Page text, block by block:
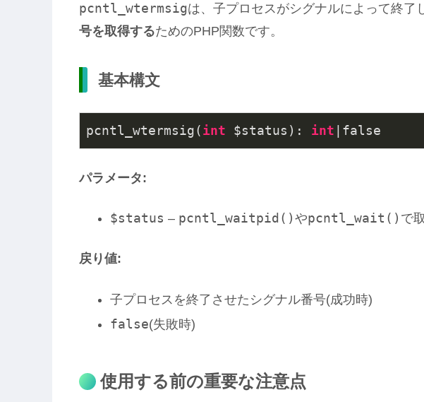
pcntl_wtermsigは、子プロセスがシグナルによって終了
号を取得するためのPHP関数です。
基本構文
pcntl_wtermsig(int $status): int
パラメータ:
$status – pcntl_waitpid() やpcntl_wait() で
戻り値:
子プロセスを終了させたシグナル番号(成功時)
false(失敗時)
使用する前の重要な注意点